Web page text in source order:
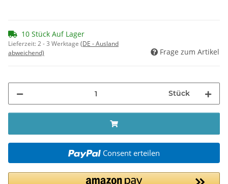
10 Stück Auf Lager
Lieferzeit:2 - 3 Werktage (DE - Ausland
abweichend)
Frage zum Artikel
Stück
Consent erteilen